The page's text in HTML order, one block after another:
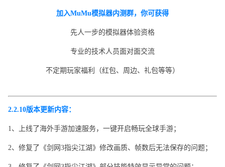
加入MuMu模拟器内测群，你可获得
先人一步的模拟器体验资格
专业的技术人员面对面交流
不定期玩家福利（红包、周边、礼包等等）
2.2.10版本更新内容：
1、上线了海外手游加速服务，一键开启畅玩全球手游；
2、修复了《剑网3指尖江湖》修改画质、帧数后无法保存的问题；